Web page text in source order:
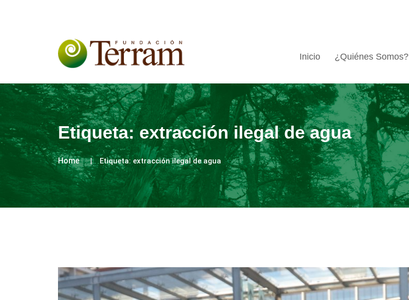
Inicio ¿Quiénes Somos?
Etiqueta:extracción ilegal de agua
Home Etiqueta:extracción ilegal de agua